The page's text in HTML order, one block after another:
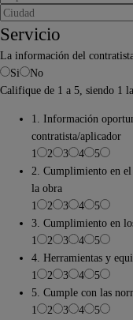
Servicio
La información del
Si
No
Califique de 1 a 5, siendo 1
1. Información
contratista/aplicador
1
2 3 4
5
2. Cumplimiento en
la obra
1
2 3 4
5
3. Cumplimiento en
1
2 3 4
5
4. Herramientas y
1
2 3 4
5
5. Cumple con las
1
2 3 4
5